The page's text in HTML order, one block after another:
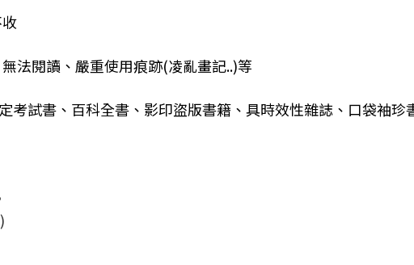
法閱讀、嚴重使用痕跡(凌亂畫記..)等
考試書、百科全書、影印盜版書籍、具時效性雜誌、口袋袖